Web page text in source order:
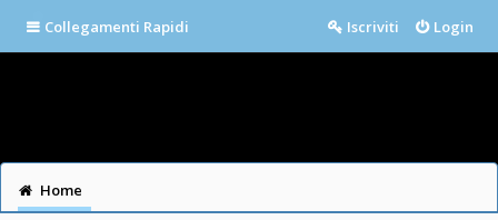
Collegamenti Rapidi Login
Iscriviti
Home